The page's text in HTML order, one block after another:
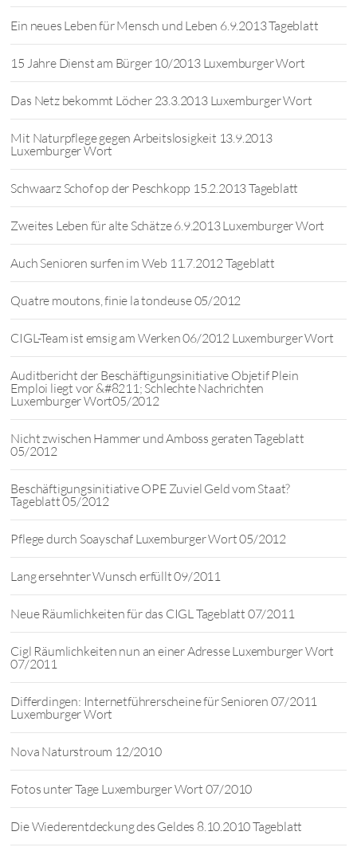
Ein neues Leben für Mensch und Leben 6.9.2013 Tageblatt
15 Jahre Dienst am Bürger 10/2013 Luxemburger Wort
Das Netz bekommt Löcher 23.3.2013 Luxemburger Wort
Mit Naturpflege gegen Arbeitslosigkeit 13.9.2013
Luxemburger Wort
Schwaarz Schof op der Peschkopp 15.2.2013 Tageblatt
Zweites Leben für alte Schätze 6.9.2013 Luxemburger Wort
Auch Senioren surfen im Web 11.7.2012 Tageblatt
Quatre moutons, finie la tondeuse 05/2012
CIGL-Team ist emsig am Werken 06/2012 Luxemburger Wort
Auditbericht der Beschäftigungsinitiative Objetif Plein
Emploi liegt vor &#8211; Schlechte Nachrichten
Luxemburger Wort05/2012
Nicht zwischen Hammer und Amboss geraten Tageblatt
05/2012
Beschäftigungsinitiative OPE Zuviel Geld vom Staat?
Tageblatt 05/2012
Pflege durch Soayschaf Luxemburger Wort 05/2012
Lang ersehnter Wunsch erfüllt 09/2011
Neue Räumlichkeiten für das CIGL Tageblatt 07/2011
Cigl Räumlichkeiten nun an einer Adresse Luxemburger Wort
07/2011
Differdingen: Internetführerscheine für Senioren 07/2011
Luxemburger Wort
Nova Naturstroum 12/2010
Fotos unter Tage Luxemburger Wort 07/2010
Die Wiederentdeckung des Geldes 8.10.2010 Tageblatt